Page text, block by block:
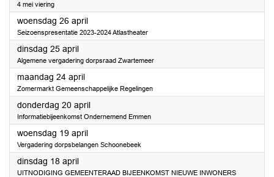
4 mei viering
woensdag 26 april2023
Seizoenspresentatie 2023-2024 Atlastheater
dinsdag 25 april2023
Algemene vergadering dorpsraad Zwartemeer
maandag 24 april2023
Zomermarkt Gemeenschappelijke Regelingen
donderdag 20 april2023
Informatiebijeenkomst Ondernemend Emmen
woensdag 19 april2023
Vergadering dorpsbelangen Schoonebeek
dinsdag 18 april2023
UITNODIGING GEMEENTERAAD BIJEENKOMST NIEUWE INWONERS